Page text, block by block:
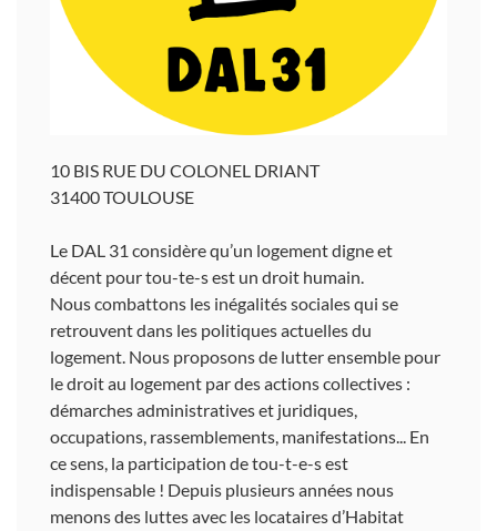
10 BIS RUE DU COLONEL DRIANT
31400 TOULOUSE
Le DAL 31 considère qu’un logement digne et
décent pour tou-te-s est un droit humain.
Nous combattons les inégalités sociales qui se
retrouvent dans les politiques actuelles du
logement. Nous proposons de lutter ensemble pour
le droit au logement par des actions collectives :
démarches administratives et juridiques,
occupations, rassemblements, manifestations... En
ce sens, la participation de tou-t-e-s est
indispensable ! Depuis plusieurs années nous
menons des luttes avec les locataires d’Habitat